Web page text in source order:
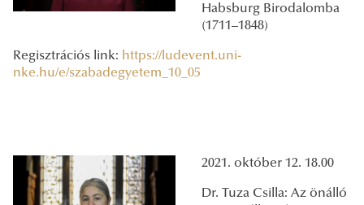
Habsburg Birodalomba
(1711–1848)
Regisztrációs link: https://ludevent.uni-
nke.hu/e/szabadegyetem_10_05
2021. október 12. 18.00
Dr. Tuza Csilla: Az önálló